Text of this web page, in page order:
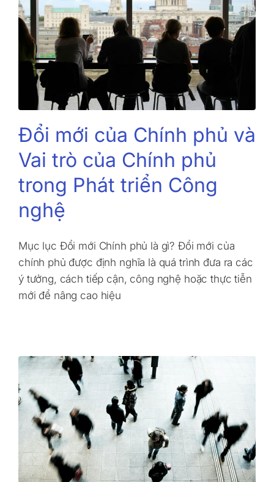
Đổi mới của Chính phủ và
Vai trò của Chính phủ
trong Phát triển Công
nghệ
Mục lục Đổi mới Chính phủ là gì? Đổi mới của
chính phủ được định nghĩa là quá trình đưa ra các
ý tưởng, cách tiếp cận, công nghệ hoặc thực tiễn
mới để nâng cao hiệu